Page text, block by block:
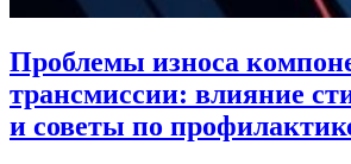
Проблемы износа
трансмиссии: влияние
и советы по